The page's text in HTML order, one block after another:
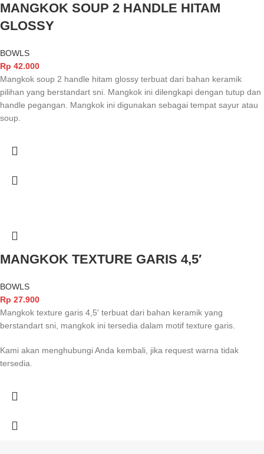
MANGKOK SOUP 2 HANDLE HITAM
GLOSSY
BOWLS
Rp 42.000
Mangkok soup 2 handle hitam glossy terbuat dari bahan keramik
pilihan yang berstandart sni. Mangkok ini dilengkapi dengan tutup dan
handle pegangan. Mangkok ini digunakan sebagai tempat sayur atau
soup.
MANGKOK TEXTURE GARIS 4,5′
BOWLS
Rp 27.900
Mangkok texture garis 4,5' terbuat dari bahan keramik yang
berstandart sni, mangkok ini tersedia dalam motif texture garis.
Kami akan menghubungi Anda kembali, jika request warna tidak
tersedia.